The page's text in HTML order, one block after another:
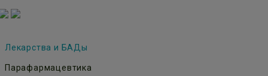
Лекарства и БАДы
Парафармацевтика